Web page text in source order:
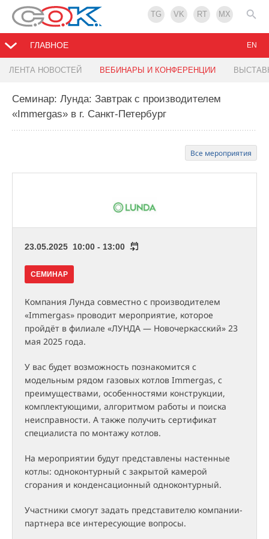
TG VK RT MX
ГЛАВНОЕ
ЛЕНТА НОВОСТЕЙ ВЕБИНАРЫ И КОНФЕРЕНЦИИ
EN
Семинар: Лунда: Завтрак с производителем
«Immergas» в г. Санкт-Петербург
Все мероприятия
23.05.2025 10:00 - 13:00
СЕМИНАР
Компания Лунда совместно с производителем
«Immergas» проводит мероприятие, которое
пройдёт в филиале «ЛУНДА — Новочеркасский» 23
мая 2025 года.
У вас будет возможность познакомится с
модельным рядом газовых котлов Immergas, с
преимуществами, особенностями конструкции,
комплектующими, алгоритмом работы и поиска
неисправности. А также получить сертификат
специалиста по монтажу котлов.
На мероприятии будут представлены настенные
котлы: одноконтурный с закрытой камерой
сгорания и конденсационный одноконтурный.
Участники смогут задать представителю компании-
партнера все интересующие вопросы.